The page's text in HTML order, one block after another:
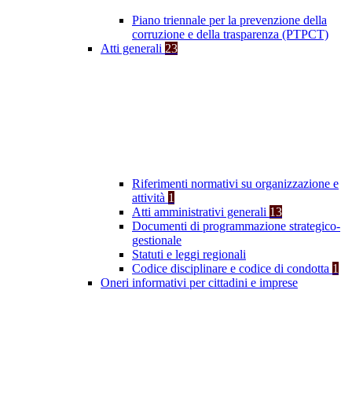
Piano triennale per la prevenzione della
corruzione e della trasparenza (PTPCT)
Atti generali 23
Riferimenti normativi su organizzazione e
attività 1
Atti amministrativi generali 13
Documenti di programmazione strategico-
gestionale
Statuti e leggi regionali
Codice disciplinare e codice di condotta 1
Oneri informativi per cittadini e imprese